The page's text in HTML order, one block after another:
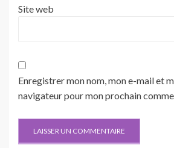
Site web
Enregistrer mon nom, mon e-mail et
navigateur pour mon prochain